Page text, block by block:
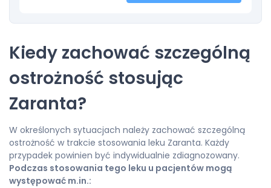
Kiedy zachować szczególną
ostrożność stosując
Zaranta?
W określonych sytuacjach należy zachować szczególną
ostrożność w trakcie stosowania leku Zaranta. Każdy
przypadek powinien być indywidualnie zdiagnozowany.
Podczas stosowania tego leku u pacjentów mogą
występować m.in.: